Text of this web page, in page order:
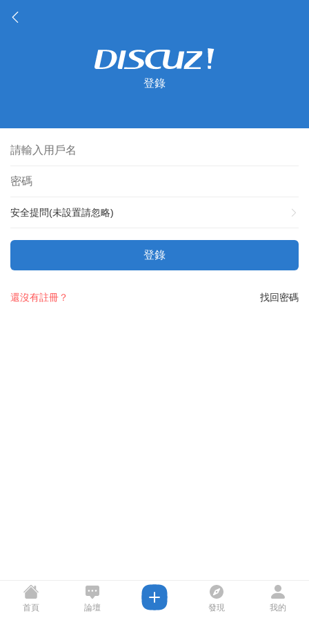
登錄
安全提問(未設置請忽略)
登錄
找回密碼
還沒有註冊？
首頁 論壇 發現 我的